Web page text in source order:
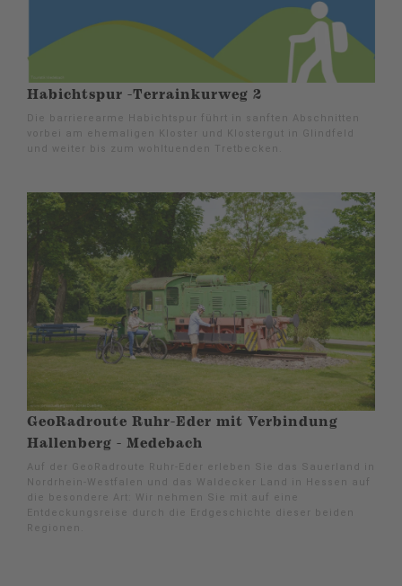
Habichtspur -Terrainkurweg 2
Die barrierearme Habichtspur führt in sanften Abschnitten
vorbei am ehemaligen Kloster und Klostergut in Glindfeld
und weiter bis zum wohltuenden Tretbecken.
GeoRadroute Ruhr-Eder mit Verbindung
Hallenberg - Medebach
Auf der GeoRadroute Ruhr-Eder erleben Sie das Sauerland in
Nordrhein-Westfalen und das Waldecker Land in Hessen auf
die besondere Art: Wir nehmen Sie mit auf eine
Entdeckungsreise durch die Erdgeschichte dieser beiden
Regionen.